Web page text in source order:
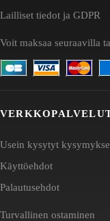
Lailliset tiedot ja GDPR
Voit maksaa seuraavilla
Usein kysytyt
Käyttöehdot
Palautusehdot
Turvallinen ostaminen